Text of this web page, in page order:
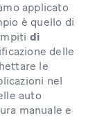
applicato
è quello di
di
delle
le
nel
auto
manuale e